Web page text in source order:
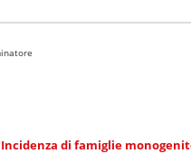
Incidenza di famiglie